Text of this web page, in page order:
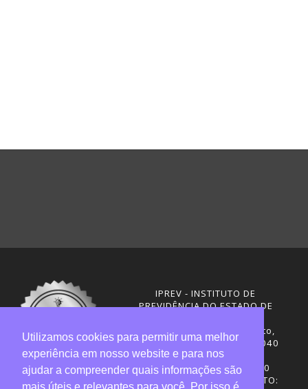
IPREV - INSTITUTO DE
PREVIDÊNCIA DO ESTADO DE
Rua Visconde de Ouro Preto,
291 – Centro - CEP: 88020-040
Florianópolis - SC
Telefones: (48) 3665-4600
HORÁRIO DE FUNCIONAMENTO:
Utilizamos cookies para permitir uma melhor
experiência em nosso website e para nos
ajudar a compreender quais informações são
mais úteis e relevantes para você. Por isso é